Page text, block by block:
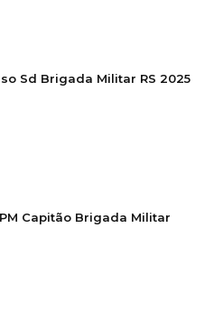
Sd Brigada Militar RS 2025
Capitão Brigada Militar